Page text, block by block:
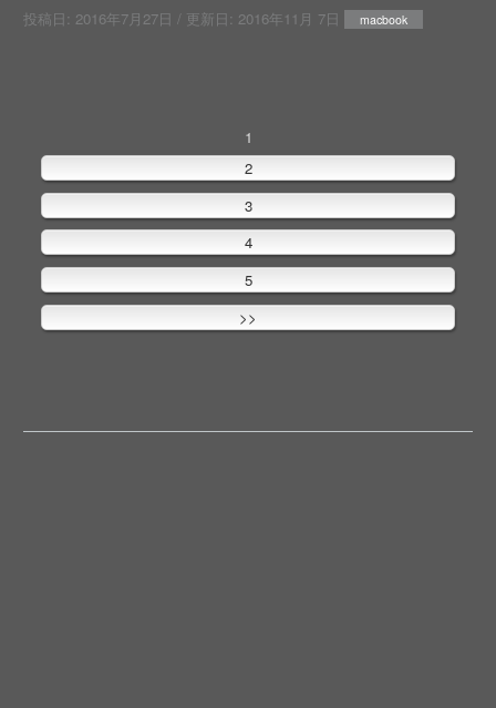
投稿日: 2016年7月27日 / 更新日: 2016年11月 7日 macbook
1
2
3
4
5
>>